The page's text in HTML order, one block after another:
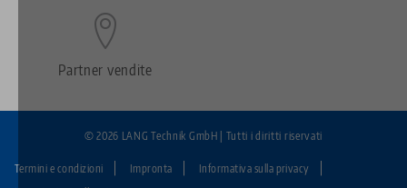
Partner vendite
Termini e condizioni Impronta
Informativa sulla privacy
© 2026 LANG Technik GmbH | Tutti i diritti riservati